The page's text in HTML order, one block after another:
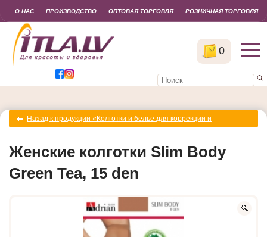
0
О НАС ПРОИЗВОДСТВО ОПТОВАЯ ТОРГОВЛЯ РОЗНИЧНАЯ ТОРГОВЛЯ
Назад к продукции «Колготки и белье для коррекции и
Женские колготки Slim Body
Green Tea, 15 den